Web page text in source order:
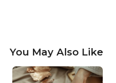
You May Also Like